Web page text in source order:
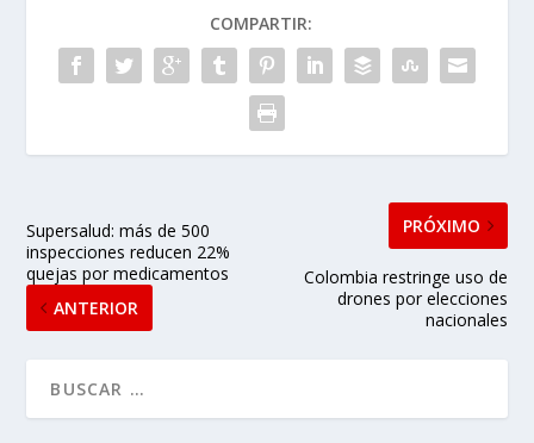
COMPARTIR:
Supersalud: más de 500
inspecciones reducen 22%
quejas por medicamentos
ANTERIOR
PRÓXIMO
Colombia restringe uso de
drones por elecciones
nacionales